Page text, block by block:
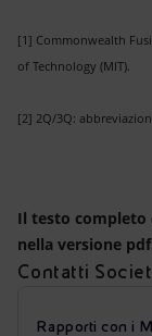
[1] Commonwealth
of Technology (MIT).
[2] 2Q/3Q:
Il testo completo
nella versione
Contatti
Rapporti con i